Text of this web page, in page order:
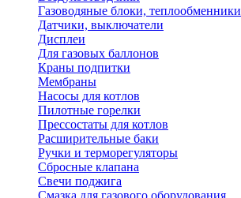
Газоводяные блоки, теплообменники
Датчики, выключатели
Дисплеи
Для газовых баллонов
Краны подпитки
Мембраны
Насосы для котлов
Пилотные горелки
Прессостаты для котлов
Расширительные баки
Ручки и терморегуляторы
Сбросные клапана
Свечи поджига
Смазка для газового оборудования